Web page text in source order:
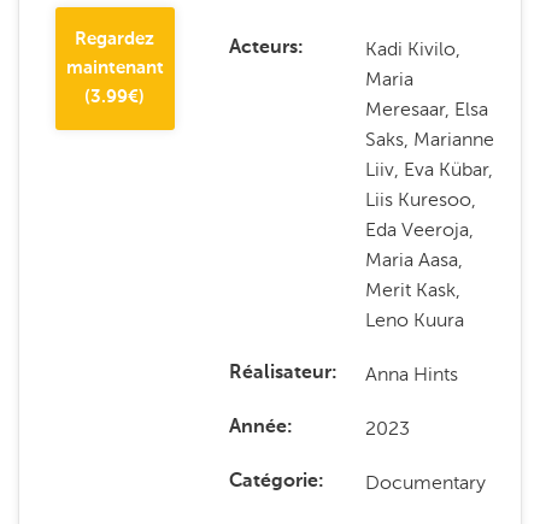
Regardez
maintenant
(3.99€)
Acteurs
Kadi Kivilo,
Maria
Meresaar, Elsa
Saks, Marianne
Liiv, Eva Kübar,
Liis Kuresoo,
Eda Veeroja,
Maria Aasa,
Merit Kask,
Leno Kuura
Réalisateur Anna Hints
Année 2023
Catégorie Documentary